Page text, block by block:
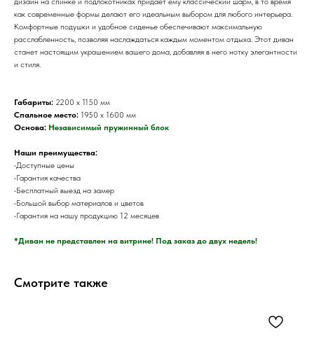
как современные формы делают его идеальным выбором для любого интерьера.
Комфортные подушки и удобное сиденье обеспечивают максимальную
расслабленность, позволяя наслаждаться каждым моментом отдыха. Этот диван
станет настоящим украшением вашего дома, добавляя в него нотку элегантности
и стиля.
Габариты: 2200 х 1150 мм
Спальное место: 1950 х 1600 мм
Основа: Независимый пружинный блок
Наши преимущества:
•Доступные цены
•Гарантия качества
•Бесплатный выезд на замер
•Большой выбор материалов и цветов
•Гарантия на нашу продукцию 12 месяцев
*Диван не представлен на витрине! Под заказ до двух недель!
Смотрите также